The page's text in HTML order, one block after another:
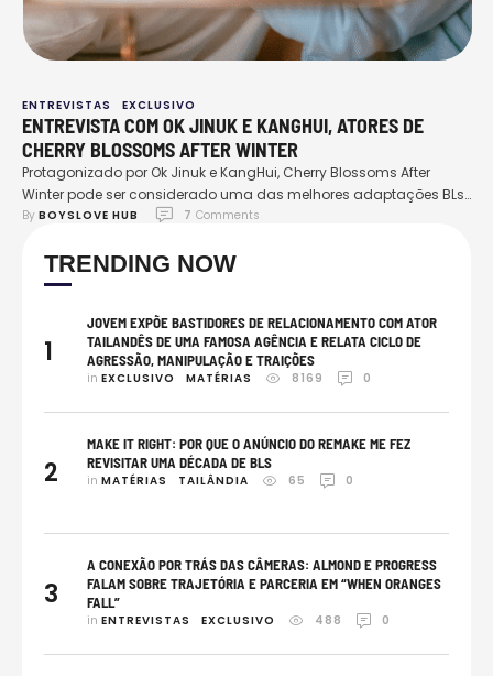
ENTREVISTAS EXCLUSIVO
ENTREVISTA COM OK JINUK E KANGHUI, ATORES DE
CHERRY BLOSSOMS AFTER WINTER
Protagonizado por Ok Jinuk e KangHui, Cherry Blossoms After
Winter pode ser considerado uma das melhores adaptações BLs
já feitas. Nas últimas semanas, o drama tem sido reconhecido
ângulos e uma temática capaz de causar diversas emoções em
quem assiste. Diante de todos esses aperitivos e outras questões,
By BOYSLOVE HUB 7 Comments
TRENDING NOW
1
JOVEM EXPÕE BASTIDORES DE RELACIONAMENTO COM ATOR
TAILANDÊS DE UMA FAMOSA AGÊNCIA E RELATA CICLO DE
AGRESSÃO, MANIPULAÇÃO E TRAIÇÕES
in EXCLUSIVO MATÉRIAS 8169 0
2
MAKE IT RIGHT: POR QUE O ANÚNCIO DO REMAKE ME FEZ
REVISITAR UMA DÉCADA DE BLS
in MATÉRIAS TAILÂNDIA 65 0
3
A CONEXÃO POR TRÁS DAS CÂMERAS: ALMOND E PROGRESS
FALAM SOBRE TRAJETÓRIA E PARCERIA EM “WHEN ORANGES
FALL”
in ENTREVISTAS EXCLUSIVO 488 0